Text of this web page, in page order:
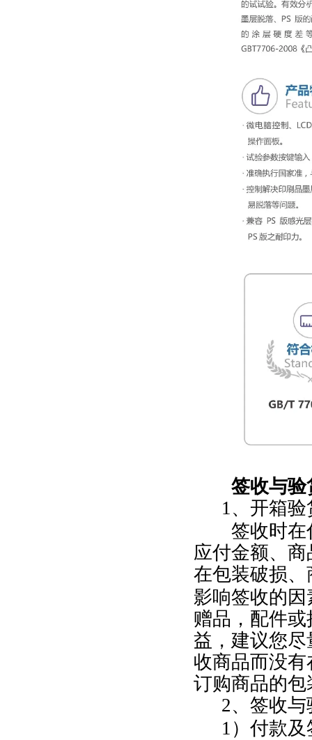
签收与验
1、开箱验
签收时在付
应付金额、
在包装破损
影响签收的
赠品，配件
益，建议您
收商品而没
订购商品的
2、签收
1 ）付款